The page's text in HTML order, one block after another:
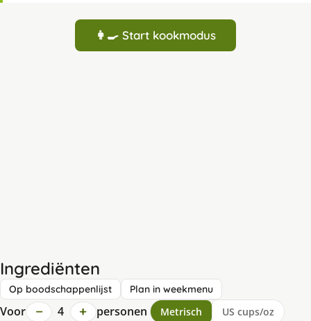
👩‍🍳 Start kookmodus
Ingrediënten
Op boodschappenlijst Plan in weekmenu
Voor − 4 + personen Metrisch US cups/oz